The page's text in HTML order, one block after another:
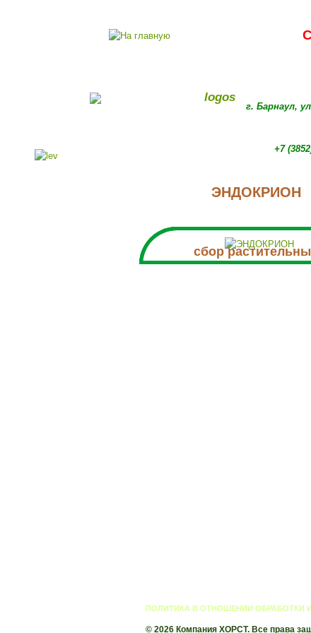
ЭНДОКРИОН
сбор
г. Барнаул,
+7
ПОЛИТИКА В ОТНОШЕНИИ ОБРАБОТКИ
© 2026 Компания ХОРСТ. Все права